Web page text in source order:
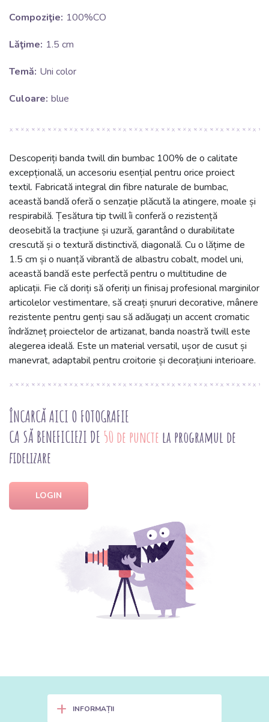
Compoziţie: 100%CO
Lăţime: 1.5 cm
Temă: Uni color
Culoare: blue
Descoperiți banda twill din bumbac 100% de o calitate
excepțională, un accesoriu esențial pentru orice proiect
textil. Fabricată integral din fibre naturale de bumbac,
această bandă oferă o senzație plăcută la atingere, moale și
respirabilă. Țesătura tip twill îi conferă o rezistență
deosebită la tracțiune și uzură, garantând o durabilitate
crescută și o textură distinctivă, diagonală. Cu o lățime de
1.5 cm și o nuanță vibrantă de albastru cobalt, model uni,
această bandă este perfectă pentru o multitudine de
aplicații. Fie că doriți să oferiți un finisaj profesional marginilor
articolelor vestimentare, să creați șnururi decorative, mânere
rezistente pentru genți sau să adăugați un accent cromatic
îndrăzneț proiectelor de artizanat, banda noastră twill este
alegerea ideală. Este un material versatil, ușor de cusut și
manevrat, adaptabil pentru croitorie și decorațiuni interioare.
ÎNCARCĂ AICI O FOTOGRAFIE
CA SĂ BENEFICIEZI DE 50 de puncte la programul de
fidelizare
LOGIN
+ INFORMAȚII